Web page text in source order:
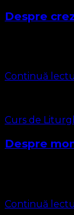
Despre
Continuă
Curs de
Despre
Continuă